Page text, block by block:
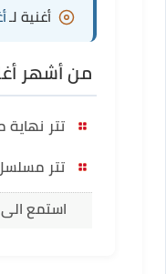
أغنية لـ
من أشهر
تتر نهاية
تتر مسلسل
استمع الى